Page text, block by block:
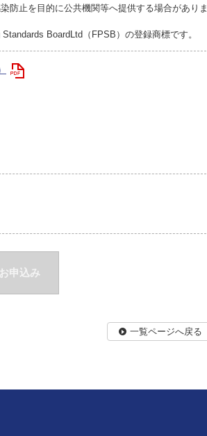
防止を目的に公共機関等へ提供する場合がありま
BoardLtd（FPSB）の登録商標です。
申込み
一覧ページへ戻る